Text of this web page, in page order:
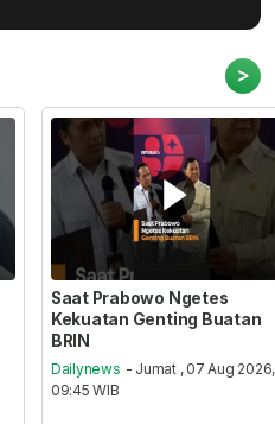
>
Saat Prabowo Ngetes
Kekuatan Genting Buatan
BRIN
Dailynews - Jumat , 07 Aug 2026,
09:45 WIB